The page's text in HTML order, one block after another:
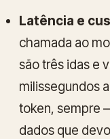
Latência e
chamada ao
são três idas e
milissegundos
token, sempre
dados que